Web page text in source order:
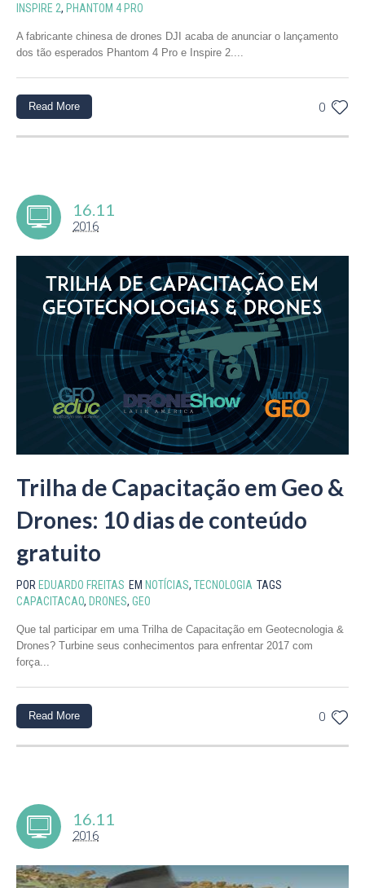
INSPIRE 2, PHANTOM 4 PRO
A fabricante chinesa de drones DJI acaba de anunciar o lançamento
dos tão esperados Phantom 4 Pro e Inspire 2....
0
Read More
16.11
2016
Trilha de Capacitação em Geo &
Drones: 10 dias de conteúdo
gratuito
POR EDUARDO FREITAS EM NOTÍCIAS, TECNOLOGIA TAGS
CAPACITACAO, DRONES, GEO
Que tal participar em uma Trilha de Capacitação em Geotecnologia &
Drones? Turbine seus conhecimentos para enfrentar 2017 com
força...
0
Read More
16.11
2016